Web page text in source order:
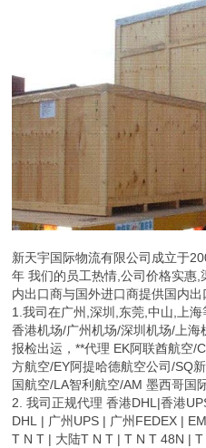
新天宇国际物流有限公司成立于
年 我们的员工热情,公司价格实惠
内出口商与国外进口商提供国内
1.我司在广州,深圳,东莞,中山,上
香港机场/广州机场/深圳机场/上
报检出运，**代理 EK阿联酋航空/
方航空/EY阿提哈德航空公司/SQ
国航空/LA智利航空/AM 墨西哥国
2. 我司正规代理 香港DHL|香港
DHL | 广州UPS | 广州FEDEX |
T N T | 大陆T N T | T N T 48N |